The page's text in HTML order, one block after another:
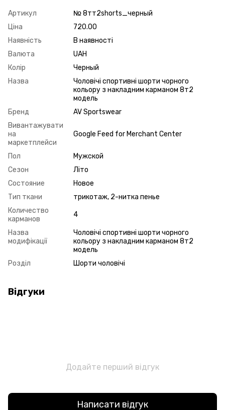
Артикул
№ 8тт2shorts_черный
Ціна
720.00
Наявність
В наявності
Валюта
UAH
Колір
Черный
Назва
Чоловічі спортивні шорти чорного
кольору з накладним карманом 8т2
модель
Бренд
AV Sportswear
Вивантажувати
на
маркетплейси
Google Feed for Merchant Center
Пол
Мужской
Сезон
Літо
Состояние
Новое
Тип ткани
трикотаж, 2-нитка пенье
Количество
карманов
4
Назва
модифікації
Чоловічі спортивні шорти чорного
кольору з накладним карманом 8т2
модель
Розділ
Шорти чоловічі
Відгуки
Додайте перший відгук
Написати відгук